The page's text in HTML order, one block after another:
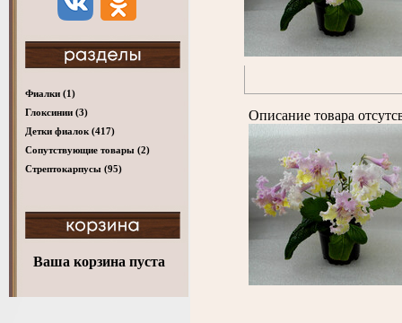
Фиалки (1)
Глоксинии (3)
Детки фиалок (417)
Cопутствующие товары (2)
Стрептокарпусы (95)
Ваша корзина пуста
Описание товара